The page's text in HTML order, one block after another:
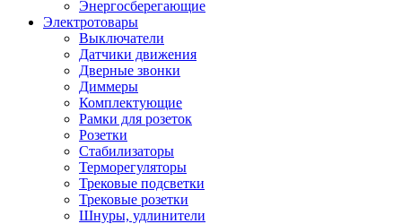
Энергосберегающие
Электротовары
Выключатели
Датчики движения
Дверные звонки
Диммеры
Комплектующие
Рамки для розеток
Розетки
Стабилизаторы
Терморегуляторы
Трековые подсветки
Трековые розетки
Шнуры, удлинители